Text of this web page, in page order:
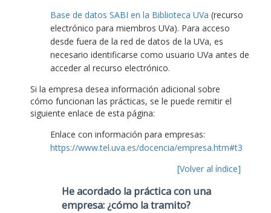
Base de datos SABI en la Biblioteca UVa (recurso
electrónico para miembros UVa). Para acceso
desde fuera de la red de datos de la UVa, es
necesario identificarse como usuario UVa antes de
acceder al recurso electrónico.
Si la empresa desea información adicional sobre
cómo funcionan las prácticas, se le puede remitir el
siguiente enlace de esta página:
Enlace con información para empresas:
https://www.tel.uva.es/docencia/empresa.htm#t3
[Volver al índice]
He acordado la práctica con una
empresa: ¿cómo la tramito?